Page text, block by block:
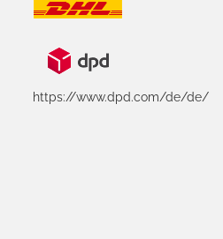
https://www.dpd.com/de/de/